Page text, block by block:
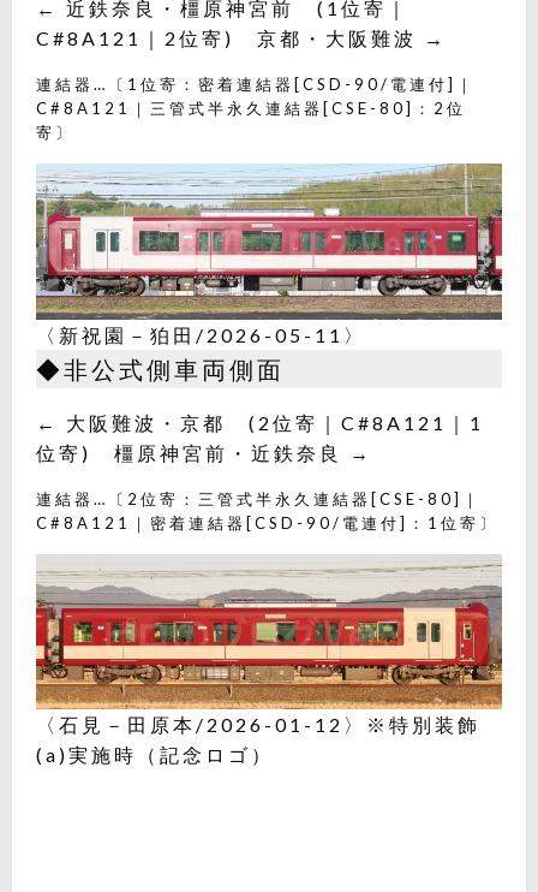
← 近鉄奈良・橿原神宮前 (1位寄｜
C#8A121｜2位寄) 京都・大阪難波 →
連結器…〔1位寄：密着連結器[CSD-90/電連付]｜
C#8A121｜三管式半永久連結器[CSE-80]：2位
寄〕
〈新祝園－狛田/2026-05-11〉
◆非公式側車両側面
← 大阪難波・京都 (2位寄｜C#8A121｜1
位寄) 橿原神宮前・近鉄奈良 →
連結器…〔2位寄：三管式半永久連結器[CSE-80]｜
C#8A121｜密着連結器[CSD-90/電連付]：1位寄〕
〈石見－田原本/2026-01-12〉※特別装飾
(a)実施時（記念ロゴ）